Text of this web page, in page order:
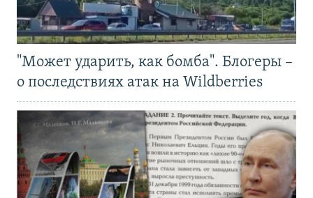
"Может ударить, как бомба". Блогеры –
о последствиях атак на Wildberries